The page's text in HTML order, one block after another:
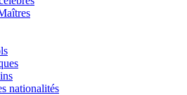
nationalités